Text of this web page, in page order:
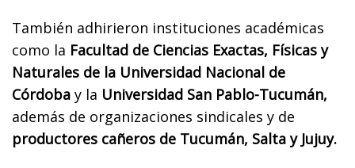
También adhirieron instituciones académicas
como la Facultad de Ciencias Exactas, Físicas y
Naturales de la Universidad Nacional de
Córdoba y la Universidad San Pablo-Tucumán,
además de organizaciones sindicales y de
productores cañeros de Tucumán, Salta y Jujuy.